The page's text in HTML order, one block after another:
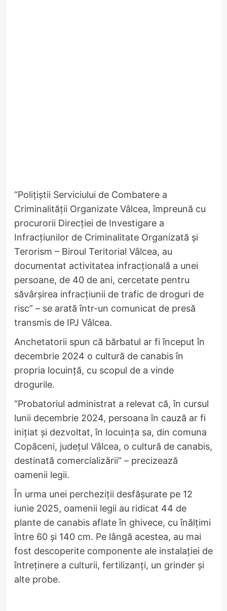
“Polițiștii Serviciului de Combatere a
Criminalității Organizate Vâlcea, împreună cu
procurorii Direcției de Investigare a
Infracțiunilor de Criminalitate Organizată și
Terorism – Biroul Teritorial Vâlcea, au
documentat activitatea infracțională a unei
persoane, de 40 de ani, cercetate pentru
săvârșirea infracțiunii de trafic de droguri de
risc” – se arată într-un comunicat de presă
transmis de IPJ Vâlcea.
Anchetatorii spun că bărbatul ar fi început în
decembrie 2024 o cultură de canabis în
propria locuință, cu scopul de a vinde
drogurile.
“Probatoriul administrat a relevat că, în cursul
lunii decembrie 2024, persoana în cauză ar fi
inițiat și dezvoltat, în locuința sa, din comuna
Copăceni, județul Vâlcea, o cultură de canabis,
destinată comercializării” – precizează
oamenii legii.
În urma unei percheziții desfășurate pe 12
iunie 2025, oamenii legii au ridicat 44 de
plante de canabis aflate în ghivece, cu înălțimi
între 60 și 140 cm. Pe lângă acestea, au mai
fost descoperite componente ale instalației de
întreținere a culturii, fertilizanți, un grinder și
alte probe.